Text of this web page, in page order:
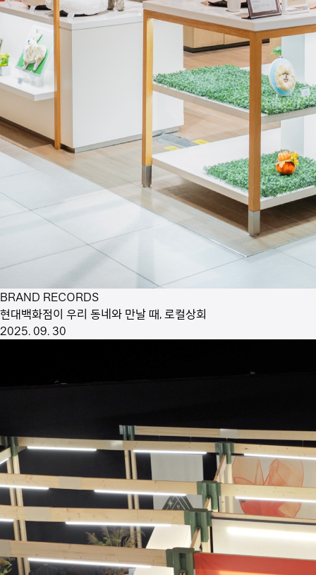
BRAND RECORDS
현대백화점이 우리 동네와 만날 때, 로컬상회
2025. 09. 30